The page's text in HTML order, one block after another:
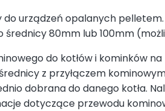
urządzeń opalanych
80mm lub 100mm
do kotłów i kominków
z przyłączem
dobrana do danego kotła.
dotyczące przewodu